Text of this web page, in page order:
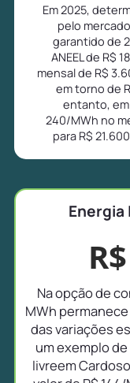
Em 2025,
pelo
garantido de
ANEEL de R$
mensal de R$
em torno de
entanto, em
240/MWh no
para R$
Energia
Na opção de
MWh
das variações
um exemplo
livreem